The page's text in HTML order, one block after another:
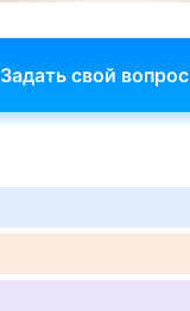
Задать свой вопрос